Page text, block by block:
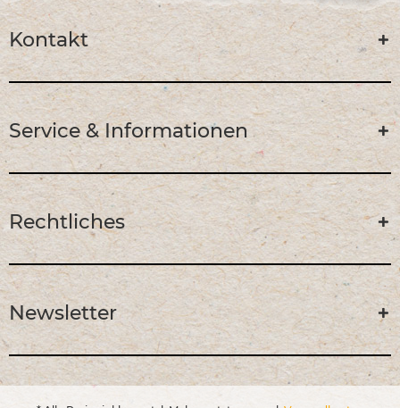
Kontakt
Service & Informationen
Rechtliches
Newsletter